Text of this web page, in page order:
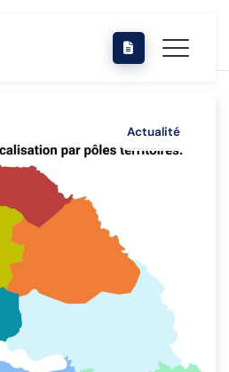
Actualité